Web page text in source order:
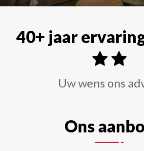
40+ jaar
Uw wens ons
Ons